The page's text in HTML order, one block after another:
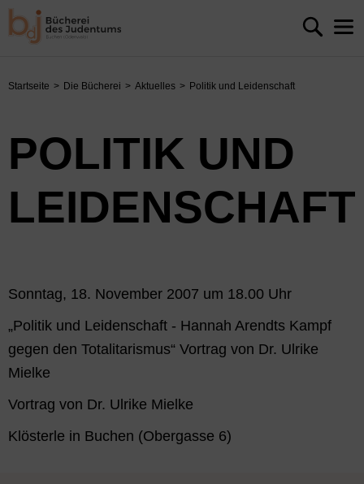
Startseite Die Bücherei Aktuelles Politik und Leidenschaft
POLITIK UND
LEIDENSCHAFT
Sonntag, 18. November 2007 um 18.00 Uhr
„Politik und Leidenschaft - Hannah Arendts Kampf
gegen den Totalitarismus“ Vortrag von Dr. Ulrike
Mielke
Vortrag von Dr. Ulrike Mielke
Klösterle in Buchen (Obergasse 6)